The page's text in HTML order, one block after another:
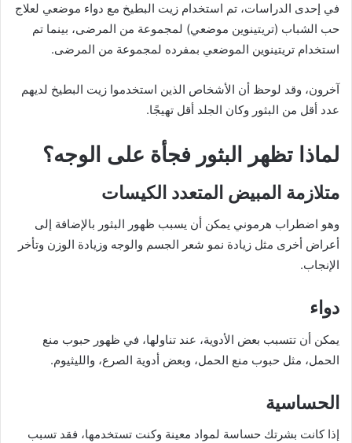
في إحدى الدراسات، تم استخدام زيت البطيخ مع دواء موضعي لعلاج
حب الشباب (تريتينوين موضعي) لمجموعة من المرضى، بينما تم
استخدام تريتينوين الموضعي بمفرده لمجموعة من المرضى.
آخرون، وقد لوحظ أن الأشخاص الذين استخدموا زيت البطيخ لديهم
عدد أقل من البثور وكان الجلد أقل تهيجًا.
لماذا تظهر البثور فجأة على الوجه؟
متلازمة المبيض المتعدد الكيسات
وهو اضطراب هرموني يمكن أن يسبب ظهور البثور بالإضافة إلى
أعراض أخرى مثل زيادة نمو شعر الجسم والوجه وزيادة الوزن وتأخر
الإنجاب.
دواء
يمكن أن تتسبب بعض الأدوية، عند تناولها، في ظهور حبوب منع
الحمل، مثل حبوب منع الحمل، وبعض أدوية الصرع، والليثيوم.
الحساسية
إذا كانت بشرتك حساسة لمواد معينة وكنت تستخدمها، فقد تسبب